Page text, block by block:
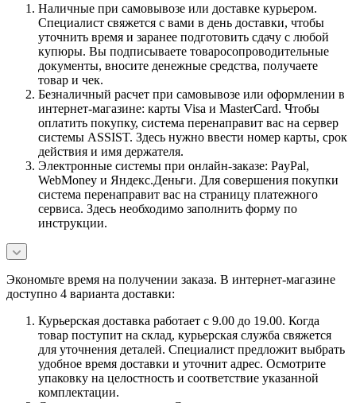
Наличные при самовывозе или доставке курьером.
Специалист свяжется с вами в день доставки, чтобы
уточнить время и заранее подготовить сдачу с любой
купюры. Вы подписываете товаросопроводительные
документы, вносите денежные средства, получаете
товар и чек.
Безналичный расчет при самовывозе или оформлении в
интернет-магазине: карты Visa и MasterCard. Чтобы
оплатить покупку, система перенаправит вас на сервер
системы ASSIST. Здесь нужно ввести номер карты, срок
действия и имя держателя.
Электронные системы при онлайн-заказе: PayPal,
WebMoney и Яндекс.Деньги. Для совершения покупки
система перенаправит вас на страницу платежного
сервиса. Здесь необходимо заполнить форму по
инструкции.
Экономьте время на получении заказа. В интернет-магазине
доступно 4 варианта доставки:
Курьерская доставка работает с 9.00 до 19.00. Когда
товар поступит на склад, курьерская служба свяжется
для уточнения деталей. Специалист предложит выбрать
удобное время доставки и уточнит адрес. Осмотрите
упаковку на целостность и соответствие указанной
комплектации.